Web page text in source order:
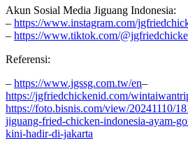
Akun Sosial Media Jiguang Indonesia:
– https://www.instagram.com/
– https://www.tiktok.com/
Referensi:
– https://www.jgssg.com.tw/en–
https://jgfriedchickenid.com/
https://foto.bisnis.com/view/20241110/
jiguang-fried-chicken-indonesia-ayam-
kini-hadir-di-jakarta